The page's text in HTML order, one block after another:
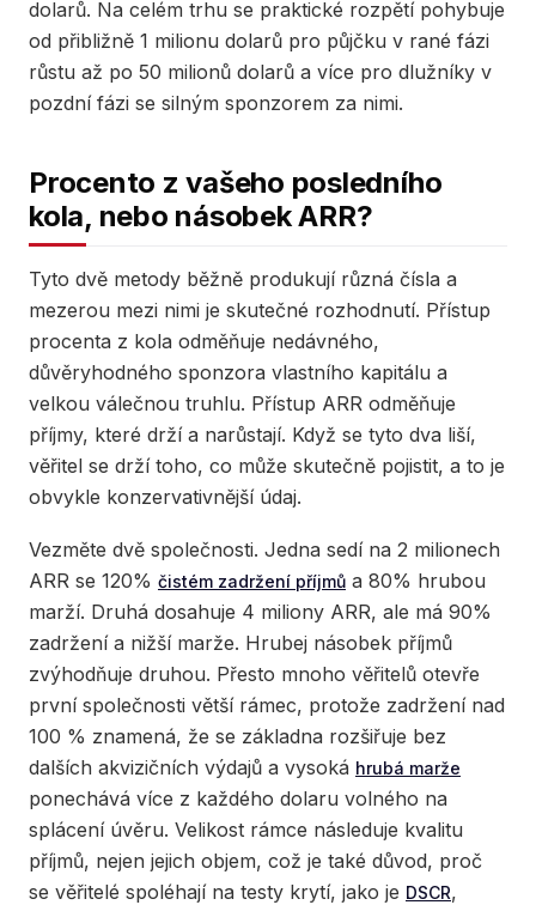
dolarů. Na celém trhu se praktické rozpětí pohybuje
od přibližně 1 milionu dolarů pro půjčku v rané fázi
růstu až po 50 milionů dolarů a více pro dlužníky v
pozdní fázi se silným sponzorem za nimi.
Procento z vašeho posledního
kola, nebo násobek ARR?
Tyto dvě metody běžně produkují různá čísla a
mezerou mezi nimi je skutečné rozhodnutí. Přístup
procenta z kola odměňuje nedávného, ​​
důvěryhodného sponzora vlastního kapitálu a
velkou válečnou truhlu. Přístup ARR odměňuje
příjmy, které drží a narůstají. Když se tyto dva liší,
věřitel se drží toho, co může skutečně pojistit, a to je
obvykle konzervativnější údaj.
Vezměte dvě společnosti. Jedna sedí na 2 milionech
ARR se 120% čistém zadržení příjmů a 80% hrubou
marží. Druhá dosahuje 4 miliony ARR, ale má 90%
zadržení a nižší marže. Hrubej násobek příjmů
zvýhodňuje druhou. Přesto mnoho věřitelů otevře
první společnosti větší rámec, protože zadržení nad
100 % znamená, že se základna rozšiřuje bez
dalších akvizičních výdajů a vysoká hrubá marže
ponechává více z každého dolaru volného na
splácení úvěru. Velikost rámce následuje kvalitu
příjmů, nejen jejich objem, což je také důvod, proč
se věřitelé spoléhají na testy krytí, jako je DSCR,